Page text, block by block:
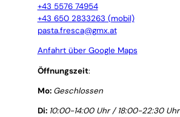
+43 5576 74954
+43 650 2833263 (mobil)
pasta.fresca@gmx.at
Anfahrt über Google Maps
Öffnungszeit:
Mo: Geschlossen
Di: 10:00-14:00 Uhr / 18:00-22:30Uhr